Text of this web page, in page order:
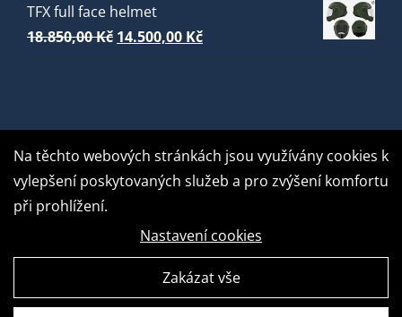
TFX full face helmet
18.850,00Kč Původní
14.500,00 KčAktuální
GDPR Ready
Na těchto webových stránkách jsou využívány cookies k
vylepšení poskytovaných služeb a pro zvýšení komfortu
při prohlížení.
Nastavení cookies
Zakázat vše